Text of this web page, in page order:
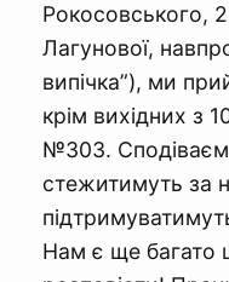
Рокосовського,
Лагунової,
випічка”), ми
крім вихідних з
№303.
стежитимуть за
Нам є ще багато